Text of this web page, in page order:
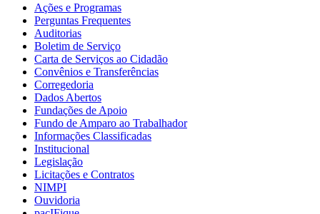
Ações e Programas
Perguntas Frequentes
Auditorias
Boletim de Serviço
Carta de Serviços ao Cidadão
Convênios e Transferências
Corregedoria
Dados Abertos
Fundações de Apoio
Fundo de Amparo ao Trabalhador
Informações Classificadas
Institucional
Legislação
Licitações e Contratos
NIMPI
Ouvidoria